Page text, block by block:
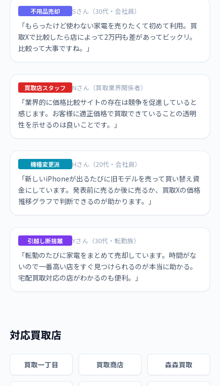
不用品売却 Sさん（30代・会社員）
「もらったけど使わない家電を売りたくて初めて利用。買
取Xで比較したら店によって2万円も差があってビックリ。
比較って大事ですね。」
買取店スタッフ Nさん（買取業界関係者）
「業界的に価格比較サイトの存在は競争を促進していると
感じます。お客様に適正価格で買取できていることの透明
性を示せるのは良いことです。」
機種変更派 Hさん（20代・会社員）
「新しいiPhoneが出るたびに旧モデルを売って買い替え資
金にしています。発表前に売るか後に売るか、買取Xの価格
推移グラフで判断できるのが助かります。」
引越し断捨離 Yさん（30代・転勤族）
「転勤のたびに家電をまとめて売却しています。時間がな
いので一番高い店をすぐ見つけられるのが本当に助かる。
宅配買取対応の店がわかるのも便利。」
対応買取店
買取一丁目 買取商店 森森買取